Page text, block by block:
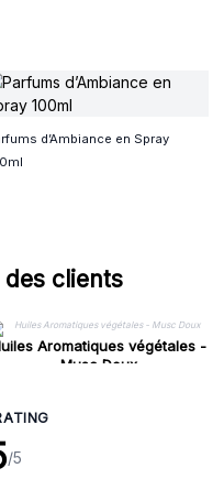
d’Ambiance en Spray
clients
Aromatiques végétales -
Musc Doux
/5